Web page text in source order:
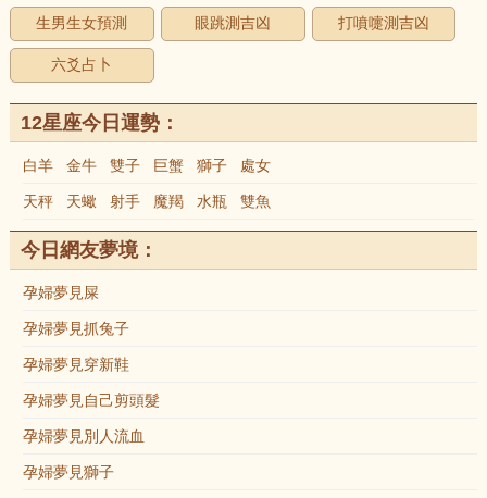
生男生女預測 眼跳測吉凶 打噴嚏測吉凶
六爻占卜
12星座今日運勢：
白羊 金牛 雙子 巨蟹 獅子 處女
天秤 天蠍 射手 魔羯 水瓶 雙魚
今日網友夢境：
孕婦夢見屎
孕婦夢見抓兔子
孕婦夢見穿新鞋
孕婦夢見自己剪頭髮
孕婦夢見別人流血
孕婦夢見獅子